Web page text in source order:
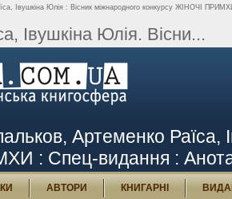
Івушкіна Юлія : Вісник міжнародного конкурсу ЖІНОЧІ
Івушкіна Юлія. Вісни...
Артеменко Раїса,
: Спец-видання :
АВТОРИ КНИГАРНІ